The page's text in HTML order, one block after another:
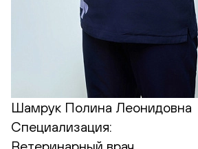
Шамрук Полина Леонидовна
Специализация: